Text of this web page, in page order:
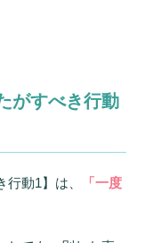
がすべき行動
動1】は、
「一度